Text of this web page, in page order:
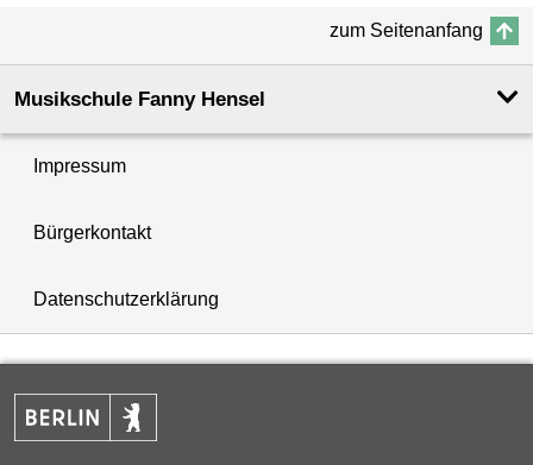
zum Seitenanfang
Musikschule Fanny Hensel
Impressum
Bürgerkontakt
Datenschutzerklärung